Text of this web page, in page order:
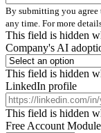
By submitting you agree
any time. For more
This field is hidden
Company's AI
This field is hidden
LinkedIn profile
This field is hidden
Free Account Module